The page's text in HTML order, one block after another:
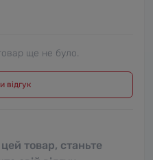
ще не було.
відгук
товар, станьте